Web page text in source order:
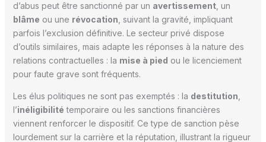
d’abus peut être sanctionné par un avertissement, un
blâme ou une révocation , suivant la gravité, impliquant
parfois l’exclusion définitive. Le secteur privé dispose
d’outils similaires, mais adapte les réponses à la nature des
relations contractuelles : la mise à pied ou le licenciement
pour faute grave sont fréquents.
Les élus politiques ne sont pas exemptés : la destitution
l’inéligibilité temporaire ou les sanctions financières
viennent renforcer le dispositif. Ce type de sanction pèse
lourdement sur la carrière et la réputation, illustrant la rigueur